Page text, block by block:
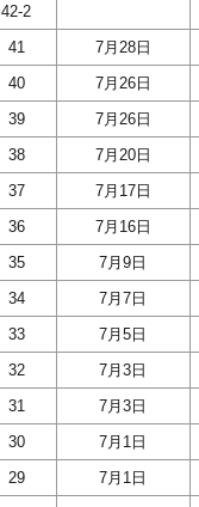
42-2
41
7月28日
40
7月26日
39
7月26日
38
7月20日
37
7月17日
36
7月16日
35
7月9日
34
7月7日
33
7月5日
32
7月3日
31
7月3日
30
7月1日
29
7月1日